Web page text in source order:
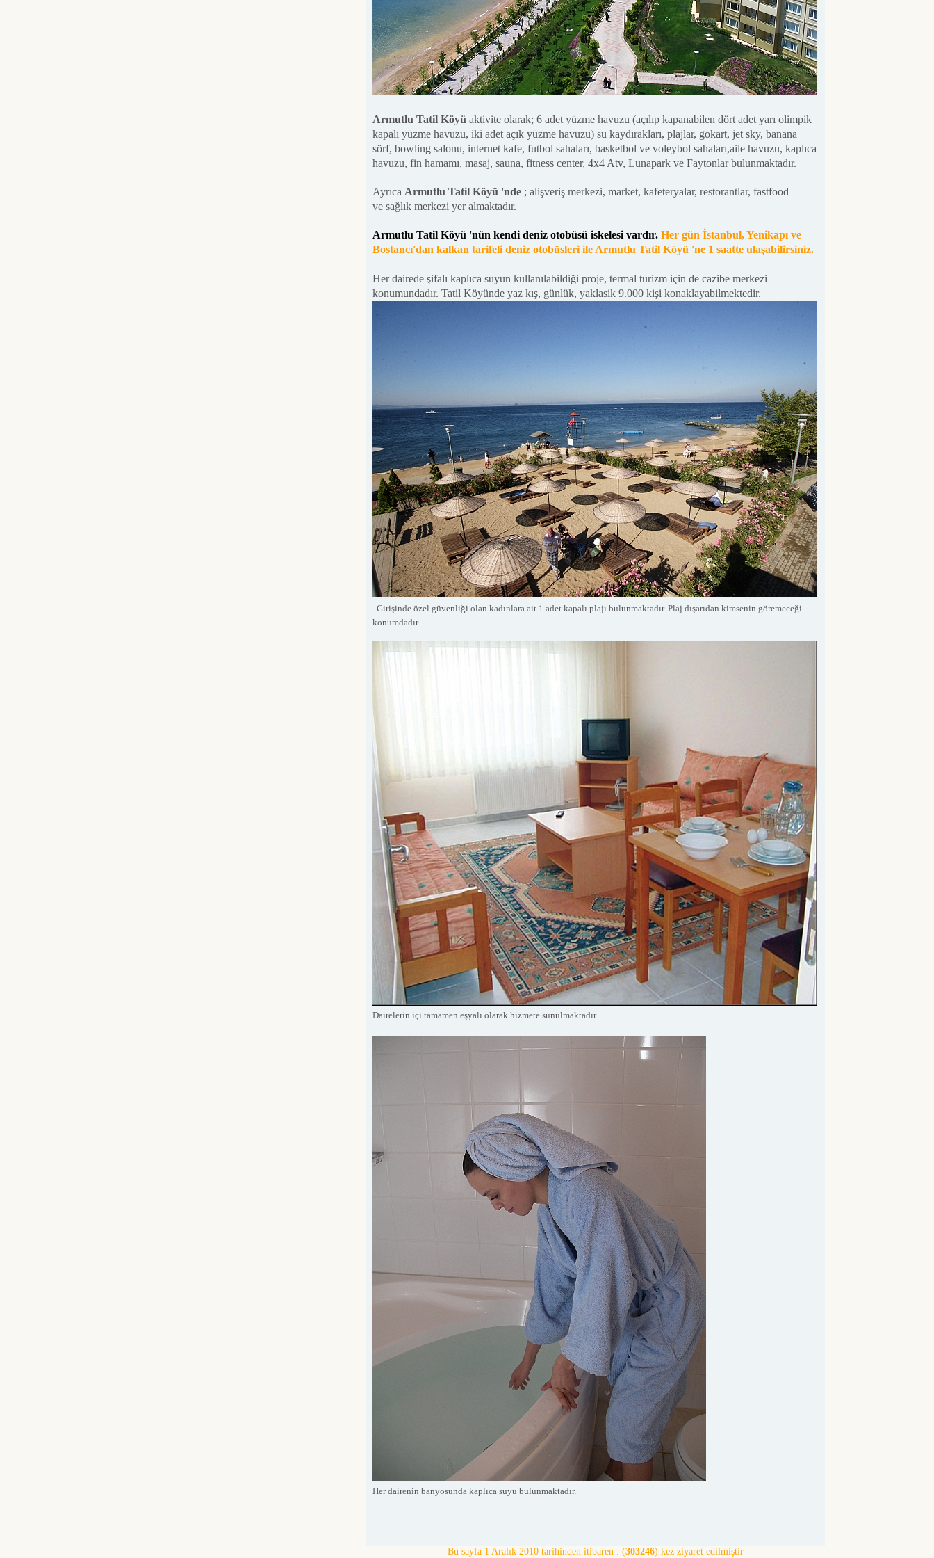
Armutlu Tatil Köyü aktivite olarak; 6 adet yüzme havuzu (açılıp kapanabilen dört adet yarı olimpik
kapalı yüzme havuzu, iki adet açık yüzme havuzu) su kaydırakları, plajlar, gokart, jet sky, banana
sörf, bowling salonu, internet kafe, futbol sahaları, basketbol ve voleybol sahaları,aile havuzu, kaplıca
havuzu, fin hamamı, masaj, sauna, fitness center, 4x4 Atv, Lunapark ve Faytonlar bulunmaktadır.
Ayrıca Armutlu Tatil Köyü 'nde ; alişveriş merkezi, market, kafeteryalar, restorantlar, fastfood
ve sağlık merkezi yer almaktadır.
Armutlu Tatil Köyü 'nün kendi deniz otobüsü iskelesi vardır. Her gün İstanbul, Yenikapı ve
Bostancı'dan kalkan tarifeli deniz otobüsleri ile Armutlu Tatil Köyü 'ne 1 saatte ulaşabilirsiniz.
Her dairede şifalı kaplıca suyun kullanılabildiği proje, termal turizm için de cazibe merkezi
konumundadır. Tatil Köyünde yaz kış, günlük, yaklasik 9.000 kişi konaklayabilmektedir.
Girişinde özel güvenliği olan kadınlara ait 1 adet kapalı plajı bulunmaktadır. Plaj dışarıdan kimsenin göremeceği
konumdadır.
Dairelerin içi tamamen eşyalı olarak hizmete sunulmaktadır.
Her dairenin banyosunda kaplıca suyu bulunmaktadır.
Bu sayfa 1 Aralık 2010 tarihinden itibaren : (303246) kez ziyaret edilmiştir